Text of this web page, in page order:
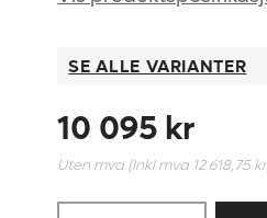
SE ALLE VARIANTER
10 095 kr
Uten mva (Inkl mva 12 618,75 kr